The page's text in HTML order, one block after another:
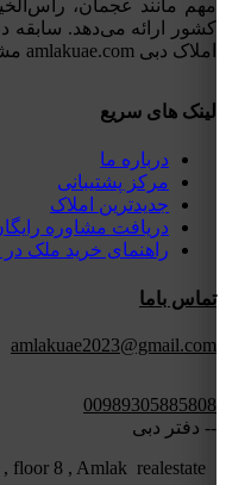
مهم مانند عجمان،
کشور ارائه می‌دهد.
املاک دبی amlakuae.com مشاهده نمایید.
لینک های سریع
درباره ما
مرکز پشتیبانی
جدیدترین املاک
دریافت مشاوره
راهنمای خرید ملک در
تماس باما
amlakuae2023@gmail.com
00989305885808
-- دفتر دبی
floor 8 , Amlak realestate